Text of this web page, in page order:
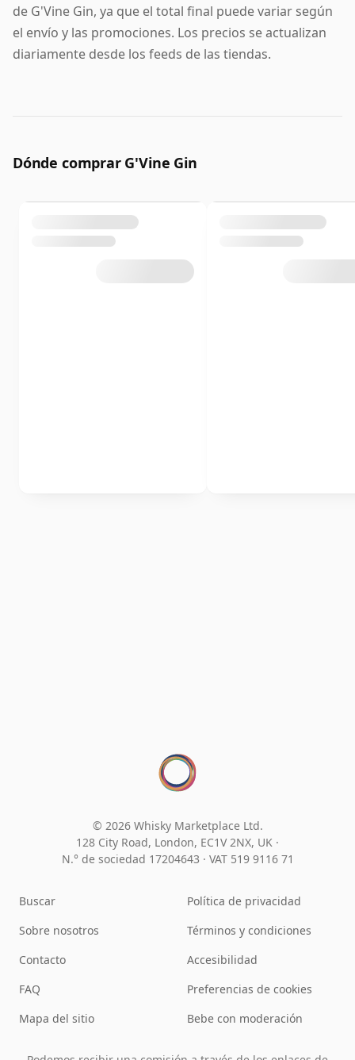
de G'Vine Gin, ya que el total final puede variar según
el envío y las promociones. Los precios se actualizan
diariamente desde los feeds de las tiendas.
Dónde comprar G'Vine Gin
© 2026 Whisky Marketplace Ltd.
128 City Road, London, EC1V 2NX, UK ·
N.° de sociedad 17204643 · VAT 519 9116 71
Buscar
Sobre nosotros
Contacto
FAQ
Mapa del sitio
Política de privacidad
Términos y condiciones
Accesibilidad
Preferencias de cookies
Bebe con moderación